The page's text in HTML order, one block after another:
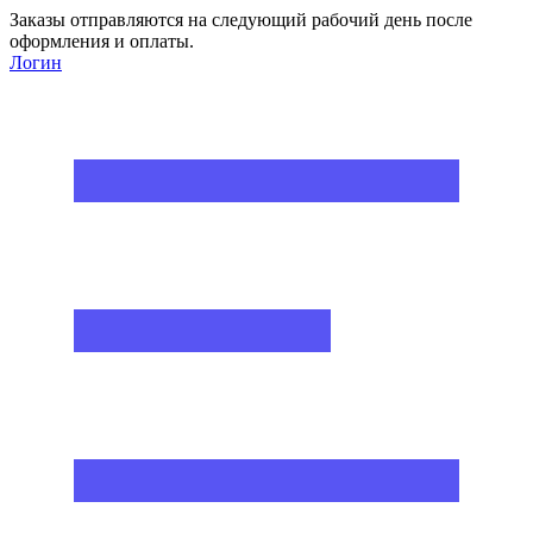
Заказы отправляются на следующий рабочий день после
оформления и оплаты.
Логин